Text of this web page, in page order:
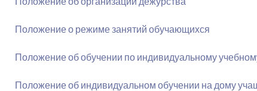
Положение о режиме занятий обучающихся
Положение об обучении по индивидуальному
Положение об индивидуальном обучении на дому